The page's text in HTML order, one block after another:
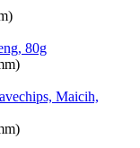
80g
Maicih,